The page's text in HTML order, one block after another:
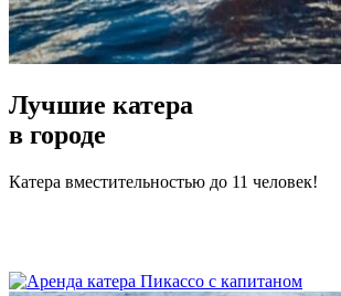
Лучшие катера
в городе
Катера вместительностью до 11 человек!